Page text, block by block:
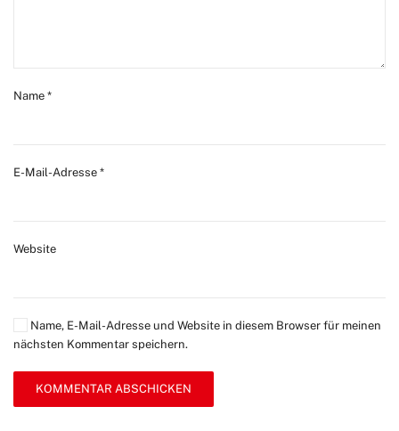
Name *
E-Mail-Adresse *
Website
Name, E-Mail-Adresse und Website in diesem Browser für meinen
nächsten Kommentar speichern.
KOMMENTAR ABSCHICKEN